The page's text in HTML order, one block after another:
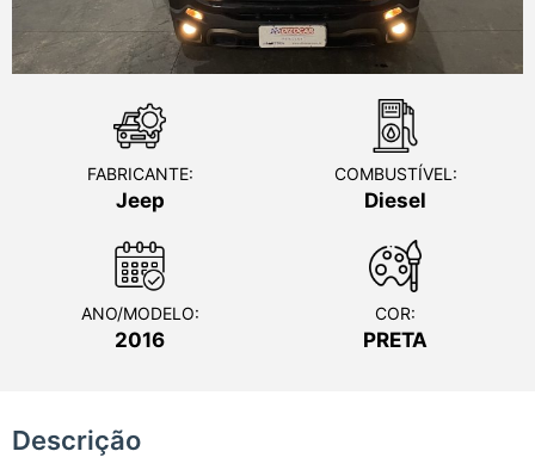
FABRICANTE:
Jeep
COMBUSTÍVEL:
Diesel
ANO/MODELO:
2016
COR:
PRETA
Descrição